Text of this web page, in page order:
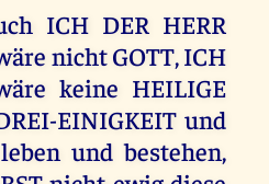
ICH DER HERR
nicht GOTT, ICH
keine HEILIGE
EINIGKEIT und
und bestehen,